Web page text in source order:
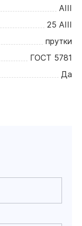
АIII
25 АIII
прутки
ГОСТ 5781
Да